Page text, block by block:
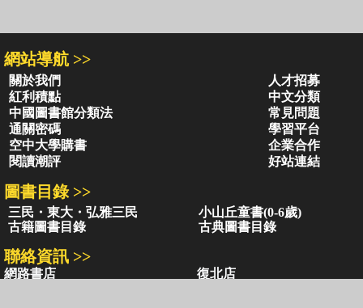
網站導航 >>
關於我們
人才招募
紅利積點
中文分類
中國圖書館分類法
常見問題
通關密碼
學習平台
空中大學購書
企業合作
閱讀潮評
好站連結
圖書目錄 >>
三民・東大・弘雅三民
小山丘童書(0-6歲)
古籍圖書目錄
古典圖書目錄
聯絡資訊 >>
網路書店 復北店